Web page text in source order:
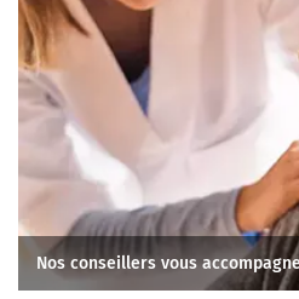
Nos conseillers vous